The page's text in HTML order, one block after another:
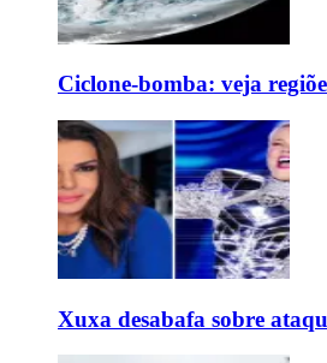
Ciclone-bomba: veja
Xuxa desabafa sobre